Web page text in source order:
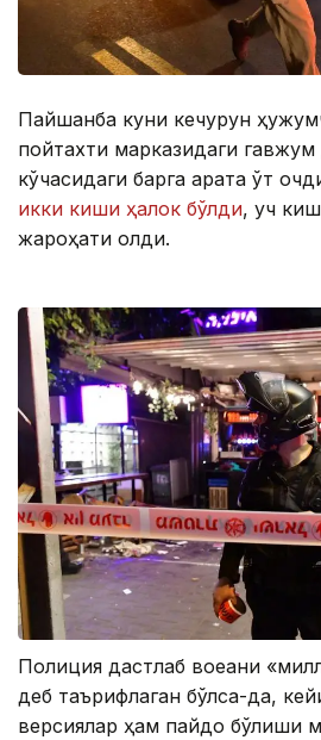
Пайшанба куни кечқурун
пойтахти марказидаги
кўчасидаги барга қарата ўт
икки киши ҳалок бўлди, уч
жароҳати олди.
Полиция дастлаб воқеани
деб таърифлаган бўлса-да,
версиялар ҳам пайдо бўлиши